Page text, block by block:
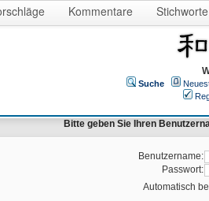
Kommentare Stichworte
Suche
Bitte geben Sie Ihren
Benutzername:
Passwort:
Automatisch